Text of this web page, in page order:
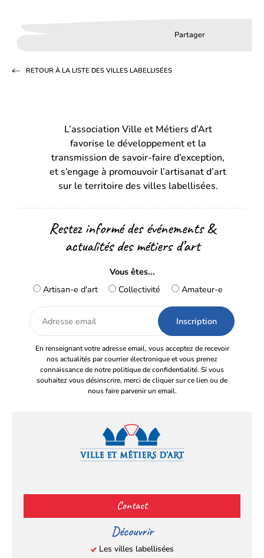
Partager
un
onglet)onglet)
RETOUR À LA LISTE DES VILLES LABELLISÉES
L’association Ville et Métiers d’Art
favorise le développement et la
transmission de savoir-faire d’exception,
et s’engage à promouvoir l’artisanat d’art
sur le territoire des villes labellisées.
Restez informé des événements &
actualités des métiers d’art
Vous êtes...
Artisan-e d'art
Collectivité Amateur-e
Adresse
email
En renseignant votre adresse email, vous acceptez de recevoir
nos actualités par courrier électronique et vous prenez
connaissance de notre politique de confidentialité. Si vous
souhaitez vous désinscrire, merci de cliquer sur ce lien ou de
nous faire parvenir un email.
(s’ouvre
dans
un
nouvel
onglet)
(s’ouvre
dans
un
nouvel
onglet)
(s’ouvre
dans
un
nouvel
onglet)
(s’ouvre
un
nouvel
onglet)
Contact
Découvrir
Les villes labellisées